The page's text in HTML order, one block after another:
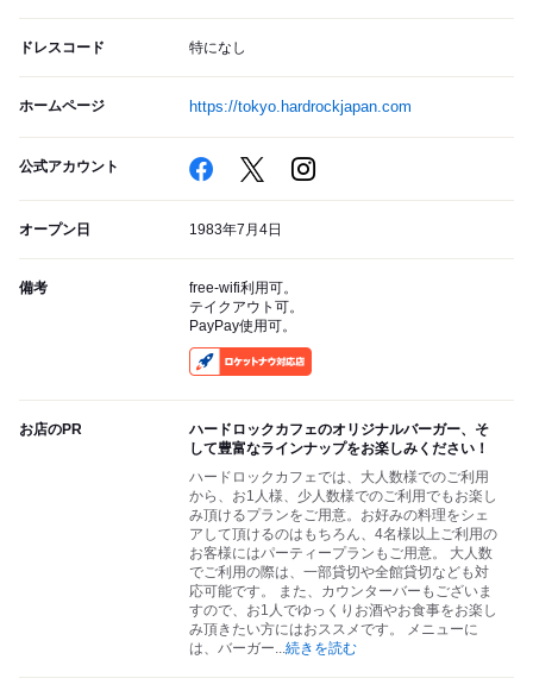
ドレスコード 特になし
ホームページ https://tokyo.hardrockjapan.com
公式アカウント
オープン日 1983年7月4日
備考
free‐wifi利用可。
テイクアウト可。
PayPay使用可。
お店のPR
ハードロックカフェのオリジナルバーガー、そ
して豊富なラインナップをお楽しみください！
ハードロックカフェでは、大人数様でのご利用
から、お1人様、少人数様でのご利用でもお楽し
み頂けるプランをご用意。お好みの料理をシェ
アして頂けるのはもちろん、4名様以上ご利用の
お客様にはパーティープランもご用意。 大人数
でご利用の際は、一部貸切や全館貸切なども対
応可能です。 また、カウンターバーもございま
すので、お1人でゆっくりお酒やお食事をお楽し
み頂きたい方にはおススメです。 メニューに
は、バーガー...続きを読む